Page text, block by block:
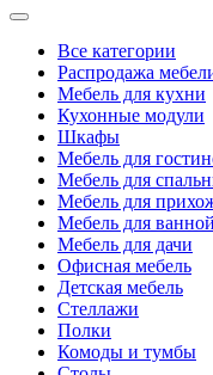
Все категории
Распродажа
Мебель для кухни
Кухонные модули
Шкафы
Мебель для
Мебель для
Мебель для
Мебель для
Мебель для дачи
Офисная мебель
Детская мебель
Стеллажи
Полки
Комоды и тумбы